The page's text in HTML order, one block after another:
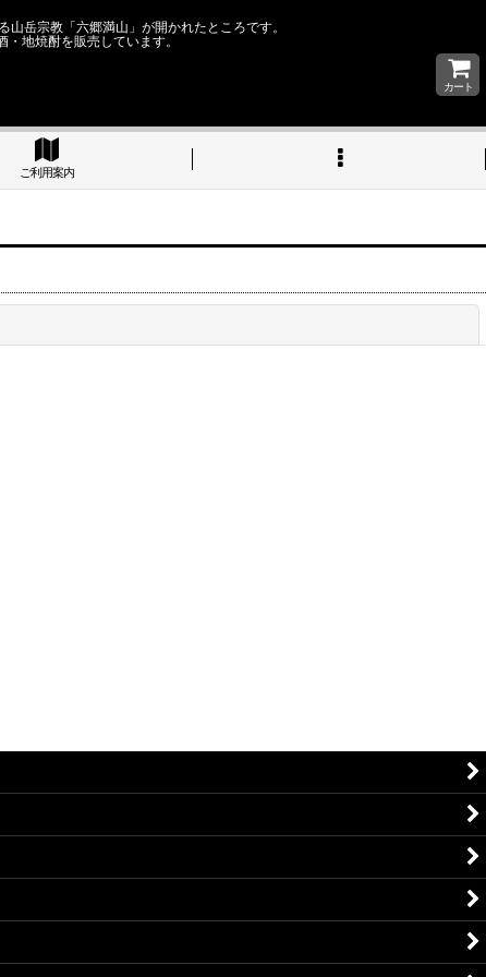
岳宗教「六郷満山」が開かれたところです。
地焼酎を販売しています。
カート
ご利用案内